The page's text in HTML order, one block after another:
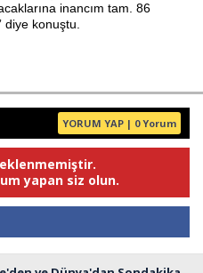
inancım tam. 86
diye konuştu.
YORUM YAP | 0 Yorum
yapan siz olun.